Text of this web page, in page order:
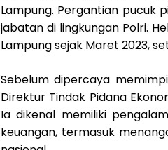
Lampung. Pergantian pucuk
jabatan di lingkungan Polri.
Lampung sejak Maret 2023,
Sebelum dipercaya
Direktur Tindak Pidana
Ia dikenal memiliki
keuangan, termasuk